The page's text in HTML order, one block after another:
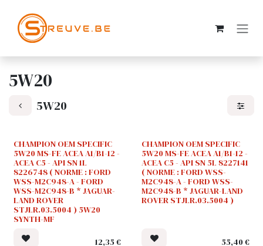
5W20
5W20
CHAMPION OEM SPECIFIC
5W20 MS-FE ACEA A1/B1-12 -
ACEA C5 - API SN 1L
8226748 ( NORME : FORD
WSS-M2C948-A - FORD
WSS-M2C948-B * JAGUAR-
LAND ROVER
STJLR.03.5004 ) 5W20
SYNTH-MF
12,35 €
CHAMPION OEM SPECIFIC
5W20 MS-FE ACEA A1/B1-12 -
ACEA C5 - API SN 5L 8227141
( NORME : FORD WSS-
M2C948-A - FORD WSS-
M2C948-B * JAGUAR-LAND
ROVER STJLR.03.5004 )
55,40€